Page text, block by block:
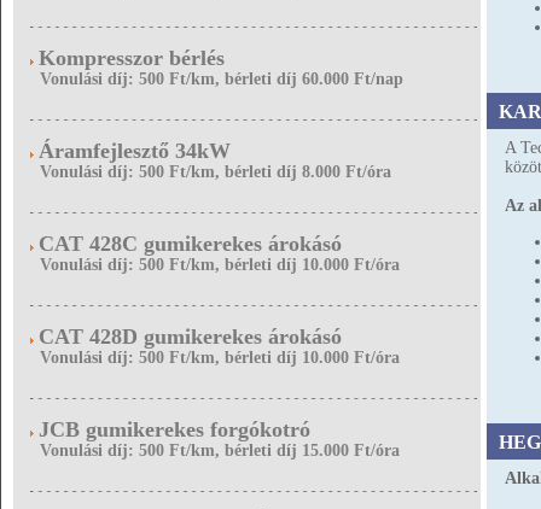
Kompresszor bérlés
Vonulási díj: 500 Ft/km, bérleti díj 60.000 Ft/nap
Áramfejlesztő 34kW
Vonulási díj: 500 Ft/km, bérleti díj 8.000 Ft/óra
CAT 428C gumikerekes árokásó
Vonulási díj: 500 Ft/km, bérleti díj 10.000 Ft/óra
CAT 428D gumikerekes árokásó
Vonulási díj: 500 Ft/km, bérleti díj 10.000 Ft/óra
JCB gumikerekes forgókotró
Vonulási díj: 500 Ft/km, bérleti díj 15.000 Ft/óra
A
Az